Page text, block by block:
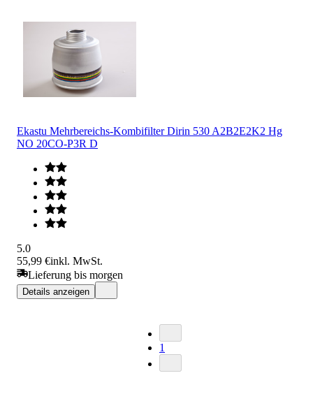
Ekastu Mehrbereichs-Kombifilter Dirin 530 A2B2E2K2 Hg
NO 20CO-P3R D
5.0
55,99 €inkl. MwSt.
Lieferung bis morgen
Details anzeigen
1